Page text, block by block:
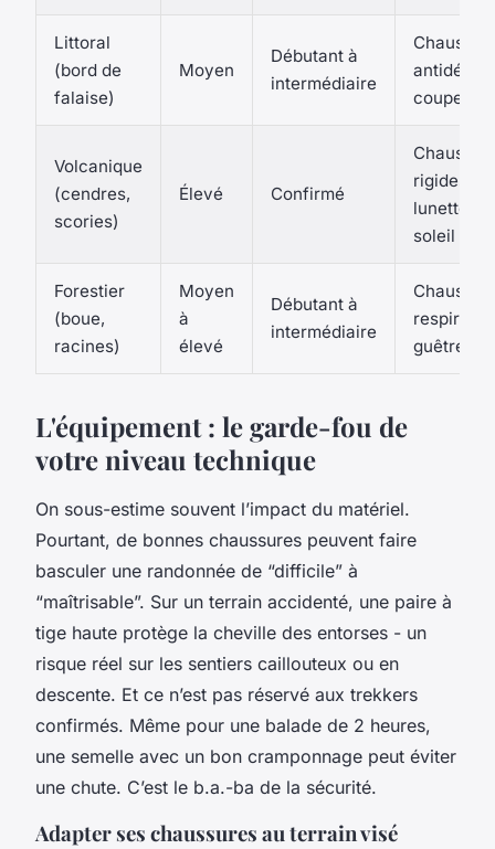
Littoral
(bord de
falaise)
Moyen
Débutant à
intermédiaire
coupe-
Volcanique
(cendres,
scories)
Élevé Confirmé
rigides,
lunettes
soleil
Forestier
(boue,
racines)
Moyen
à
élevé
Débutant à
intermédiaire
guêtres
L'équipement : le garde-fou de
votre niveau technique
On sous-estime souvent l’impact du matériel.
Pourtant, de bonnes chaussures peuvent faire
basculer une randonnée de “difficile” à
“maîtrisable”. Sur un terrain accidenté, une paire à
tige haute protège la cheville des entorses - un
risque réel sur les sentiers caillouteux ou en
descente. Et ce n’est pas réservé aux trekkers
confirmés. Même pour une balade de 2 heures,
une semelle avec un bon cramponnage peut éviter
une chute. C’est le b.a.-ba de la sécurité.
Adapter ses chaussures au terrain visé